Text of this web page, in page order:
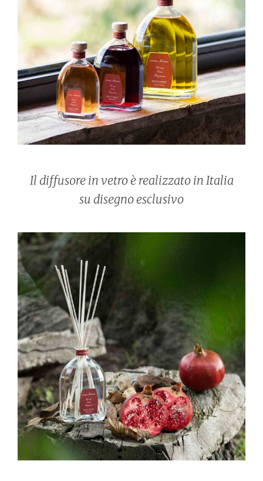
Il diffusore in vetro è realizzato in Italia
su disegno esclusivo